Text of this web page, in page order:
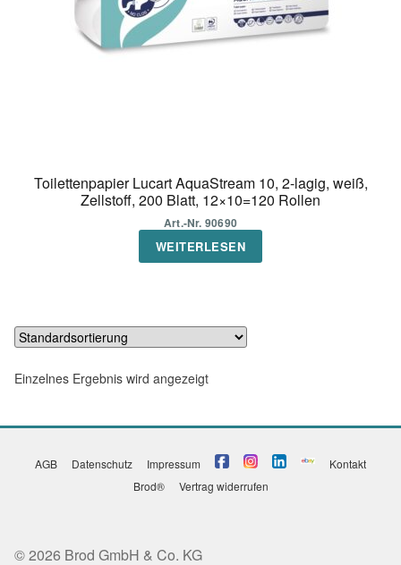
Toilettenpapier Lucart AquaStream 10, 2-lagig, weiß,
Zellstoff, 200 Blatt, 12×10=120 Rollen
Art.-Nr. 90690
WEITERLESEN
Einzelnes Ergebnis wird angezeigt
AGB Datenschutz Impressum
Kontakt
Brod®
Vertrag widerrufen
© 2026 Brod GmbH & Co. KG